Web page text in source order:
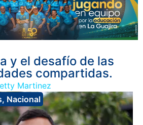
y el desafío de las
compartidas.
Martinez
, Nacional